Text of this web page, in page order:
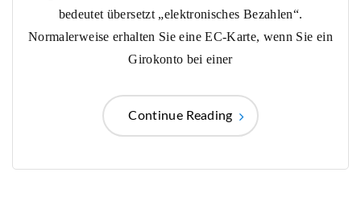
bedeutet übersetzt „elektronisches Bezahlen“.
Normalerweise erhalten Sie eine EC-Karte, wenn Sie ein
Girokonto bei einer
Continue Reading